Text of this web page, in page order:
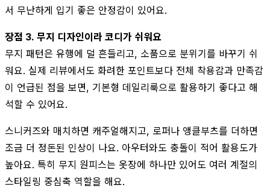
서 무난하게 입기 좋은 안정감이 있어요.
장점 3. 무지 디자인이라 코디가 쉬워요
무지 패턴은 유행에 덜 흔들리고, 소품으로 분위기를 바꾸기 쉬
워요. 실제 리뷰에서도 화려한 포인트보다 전체 착용감과 만족감
이 언급된 점을 보면, 기본형 데일리룩으로 활용하기 좋다고 해
석할 수 있어요.
스니커즈와 매치하면 캐주얼해지고, 로퍼나 앵클부츠를 더하면
조금 더 정돈된 인상이 나요. 아우터와도 충돌이 적어 활용도가
높아요. 특히 무지 원피스는 옷장에 하나만 있어도 여러 계절의
스타일링 중심축 역할을 해요.